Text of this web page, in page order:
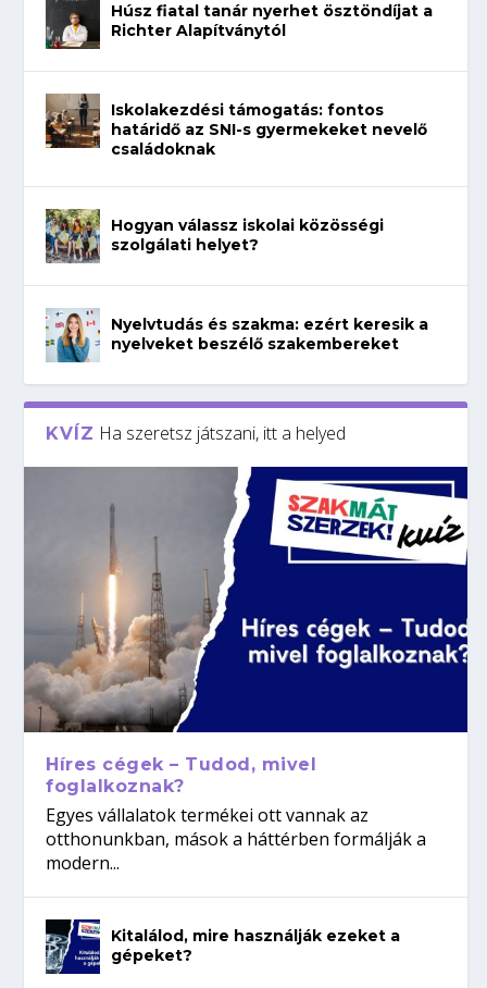
Húsz fiatal tanár nyerhet ösztöndíjat a
Richter Alapítványtól
Iskolakezdési támogatás: fontos
határidő az SNI-s gyermekeket nevelő
családoknak
Hogyan válassz iskolai közösségi
szolgálati helyet?
Nyelvtudás és szakma: ezért keresik a
nyelveket beszélő szakembereket
KVÍZ Ha szeretsz játszani, itt a helyed
Híres cégek – Tudod, mivel
foglalkoznak?
Egyes vállalatok termékei ott vannak az
otthonunkban, mások a háttérben formálják a
modern...
Kitalálod, mire használják ezeket a
gépeket?